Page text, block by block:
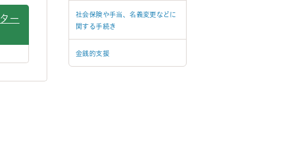
ー
社会保険や手当、名義変更などに
関する手続き
金銭的支援